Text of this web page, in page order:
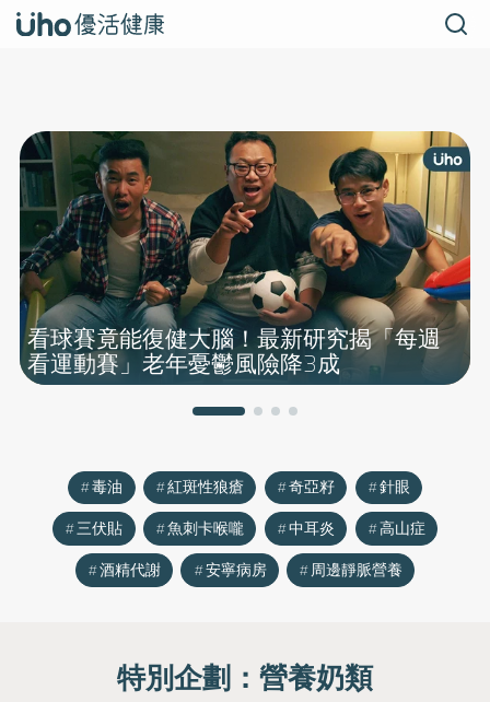
科醫揭「4
看球賽竟能復健大腦！最新研究揭「每週
看運動賽」老年憂鬱風險降3成
毒油 紅斑性狼瘡 奇亞籽
針眼
三伏貼
魚刺卡喉嚨 中耳炎
高山症
酒精代謝
安寧病房 周邊靜脈營養
特別企劃： 營養奶類